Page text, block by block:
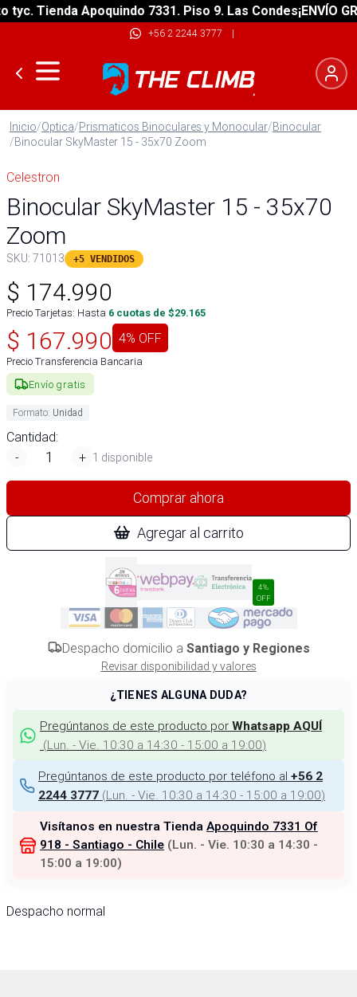
Tienda Apoquindo 7331. Piso 9. Las Condes¡ENVÍO
+56 2 2244 3777 |
Inicio/Optica/Prismaticos Binoculares y Monocular/Binocular
/Binocular SkyMaster 15 - 35x70 Zoom
Celestron
Binocular SkyMaster 15 - 35x70
Zoom
SKU: 71013 +5 VENDIDOS
$ 174.990
Precio Tarjetas: Hasta 6 cuotas de $29.165
$ 167.990 4% OFF
Precio Transferencia Bancaria
Envío gratis
Formato: Unidad
Cantidad:
-
+ 1 disponible
Comprar ahora
Agregar al carrito
4%
OFF
Despacho domicilio a Santiago y Regiones
Revisar disponibilidad y valores
¿TIENES ALGUNA DUDA?
Pregúntanos de este producto por Whatsapp AQUÍ
(Lun. - Vie. 10:30 a 14:30 - 15:00 a 19:00)
Pregúntanos de este producto por teléfono al +56 2
2244 3777 (Lun. - Vie. 10:30 a 14:30 - 15:00 a 19:00)
Visítanos en nuestra Tienda Apoquindo 7331 Of
918 - Santiago - Chile (Lun. - Vie. 10:30 a 14:30 -
15:00 a 19:00)
Despacho normal